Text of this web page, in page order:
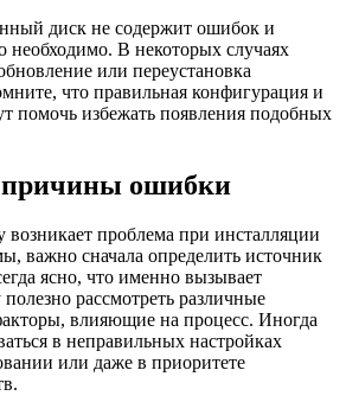
диск не содержит ошибок и
необходимо. В некоторых случаях
или переустановка
что правильная конфигурация и
помочь избежать появления подобных
причины ошибки
проблема при инсталляции
важно сначала определить источник
ясно, что именно вызывает
рассмотреть различные
влияющие на процесс. Иногда
в неправильных настройках
или даже в приоритете